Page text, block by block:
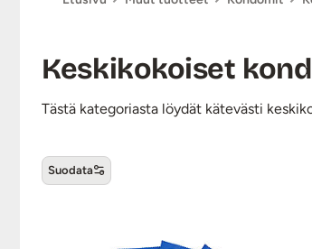
Keskikokoiset
Tästä kategoriasta löydät kätevästi
Suodata